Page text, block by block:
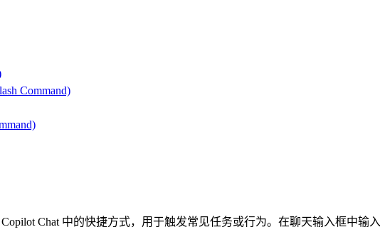
Command)
Copilot Chat 中的快捷方式，用于触发常见任务或行为。在聊天输入框中输入